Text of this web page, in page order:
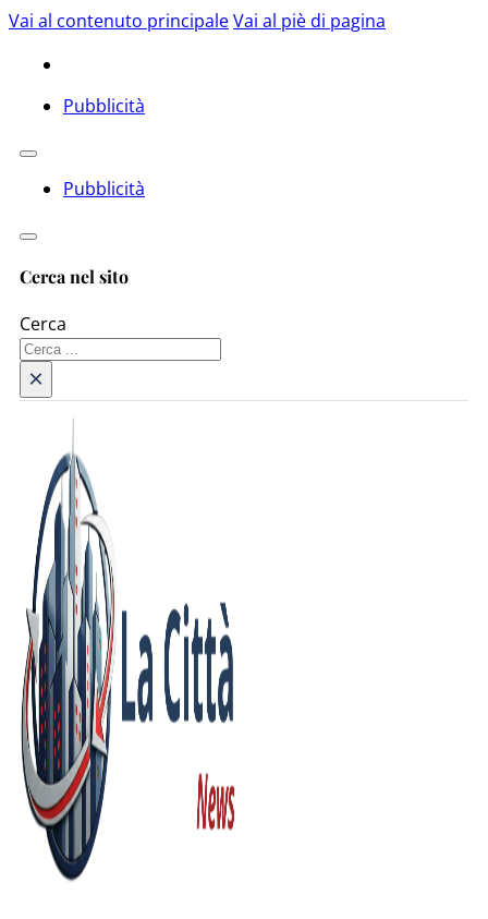
Vai al contenuto principaleVai al piè di pagina
Pubblicità
Pubblicità
Cerca nel sito
Cerca
×